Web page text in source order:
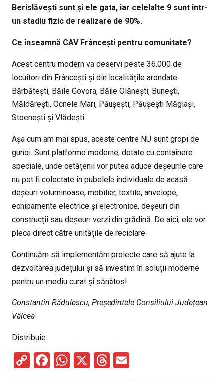
Berislăvești sunt și ele gata, iar celelalte 9 sunt într-
un stadiu fizic de realizare de 90%.
​Ce înseamnă CAV Frâncești pentru comunitate?
Acest centru modern va deservi peste 36.000 de
locuitori din Frâncești și din localitățile arondate:
Bărbătești, Băile Govora, Băile Olănești, Bunești,
Măldărești, Ocnele Mari, Păușești, Păușești Măglași,
Stoenești și Vlădești.
Așa cum am mai spus, aceste centre NU sunt gropi de
gunoi. Sunt platforme moderne, dotate cu containere
speciale, unde cetățenii vor putea aduce deșeurile care
nu pot fi colectate în pubelele individuale de acasă:
deșeuri voluminoase, mobilier, textile, anvelope,
echipamente electrice și electronice, deșeuri din
construcții sau deșeuri verzi din grădină. De aici, ele vor
pleca direct către unitățile de reciclare.
​Continuăm să implementăm proiecte care să ajute la
dezvoltarea județului și să investim în soluții moderne
pentru un mediu curat și sănătos!
Constantin Rădulescu, Președintele Consiliului Județean
Vâlcea
Distribuie:
C
F
W X
T